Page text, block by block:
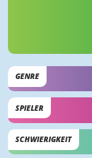
GENRE
SPIELER
SCHWIERIGKEIT